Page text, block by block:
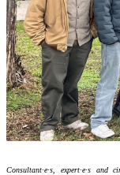
Consultant·e·s, expert·e·s